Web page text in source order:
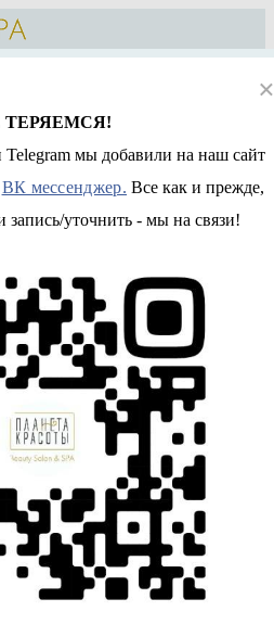
×
ТЕРЯЕМСЯ!
Telegram мы добавили на наш сайт
ВК мессенджер. Все как и прежде,
запись/уточнить - мы на связи!